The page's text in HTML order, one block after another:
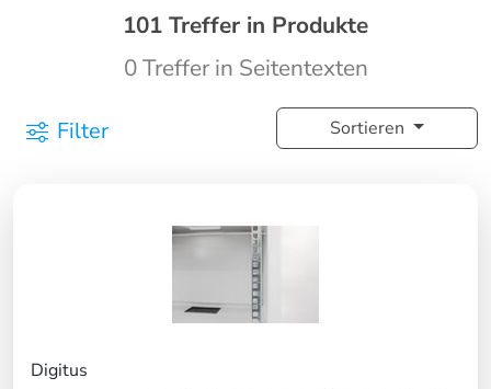
101 Treffer in Produkte
0 Treffer in Seitentexten
Filter Sortieren
Digitus